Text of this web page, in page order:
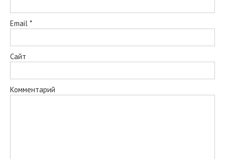
Email *
Сайт
Комментарий